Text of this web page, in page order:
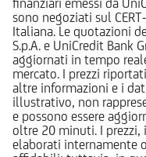
sono negoziati sul
Italiana. Le quotazioni
S.p.A. e UniCredit Bank
aggiornati in tempo
mercato. I prezzi
altre informazioni e i
illustrativo, non
e possono essere
oltre 20 minuti. I
elaborati internamente